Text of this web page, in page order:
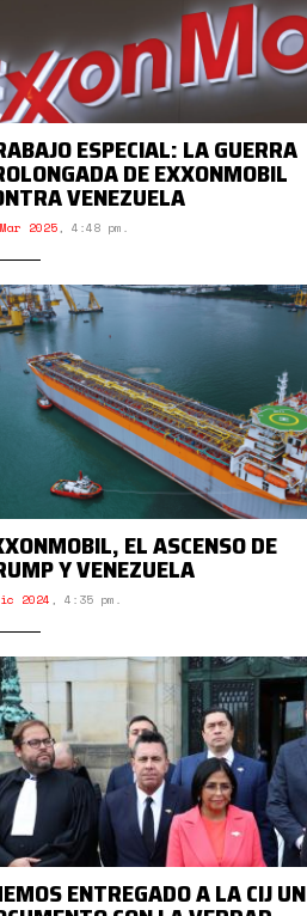
ESPECIAL: LA GUERRA
DE EXXONMOBIL
VENEZUELA
2025, 4:48 pm.
EL ASCENSO DE
Y VENEZUELA
2024, 4:35 pm.
ENTREGADO A LA CIJ UN